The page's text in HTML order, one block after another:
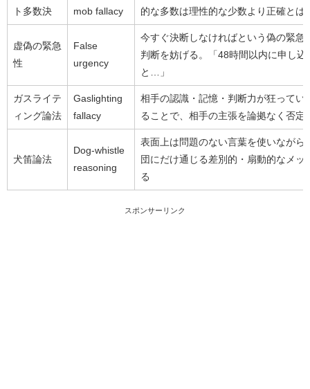
ト多数決
mob fallacy
的な多数は理性的な少数より正確とは
虚偽の緊急
性
False
urgency
今すぐ決断しなければという偽の緊急
判断を妨げる。「48時間以内に申し込
と…」
ガスライテ
ィング論法
Gaslighting
fallacy
相手の認識・記憶・判断力が狂ってい
ることで、相手の主張を論拠なく否定
犬笛論法
Dog-whistle
reasoning
表面上は問題のない言葉を使いながら
団にだけ通じる差別的・扇動的なメッ
る
スポンサーリンク